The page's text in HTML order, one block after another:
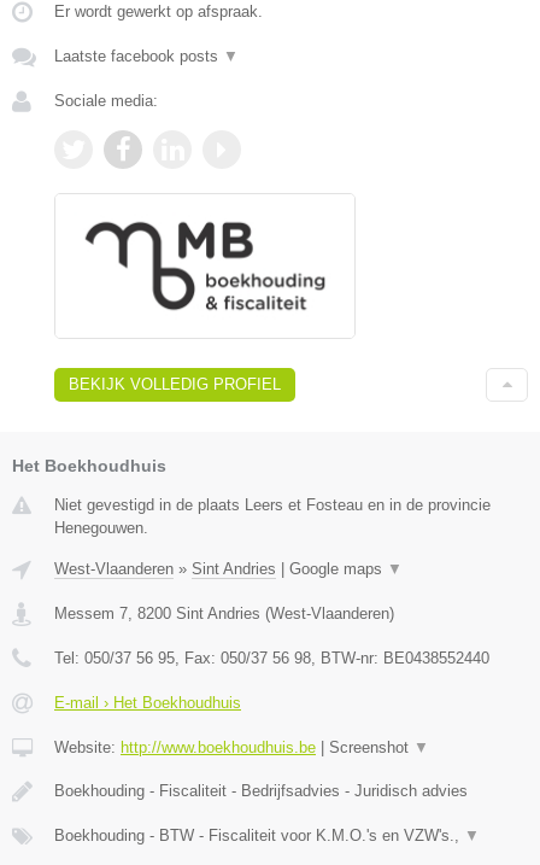
Er wordt gewerkt op afspraak.
Laatste facebook posts ▼
Sociale media:
BEKIJK VOLLEDIG PROFIEL
Het Boekhoudhuis
Niet gevestigd in de plaats Leers et Fosteau en in de provincie
Henegouwen.
West-Vlaanderen » Sint Andries Google maps ▼
Messem 7 8200 Sint Andries (West-Vlaanderen)
Tel: 050/37 56 95 , Fax: 050/37 56 98 , BTW-nr: BE0438552440
E-mail › Het Boekhoudhuis
Website: http://www.boekhoudhuis.be Screenshot ▼
Boekhouding - Fiscaliteit - Bedrijfsadvies - Juridisch advies
Boekhouding - BTW - Fiscaliteit voor K.M.O.'s en VZW's., ▼